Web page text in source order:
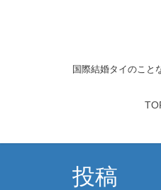
国際結婚タイのこと
投稿